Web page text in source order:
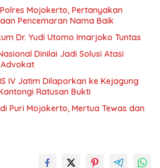
Mojokerto, Pertanyakan
Pencemaran Nama Baik
Dr. Yudi Utomo Imarjoko Tuntas
Dinilai Jadi Solusi Atasi
IV Jatim Dilaporkan ke Kejagung
Ratusan Bukti
Puri Mojokerto, Mertua Tewas dan